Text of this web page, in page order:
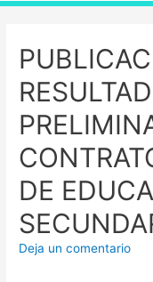
DE
Deja un comentario